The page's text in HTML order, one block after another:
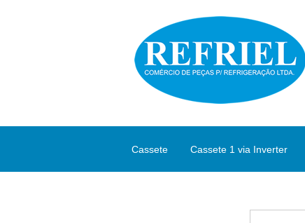
Cassete Cassete 1 via Inverter